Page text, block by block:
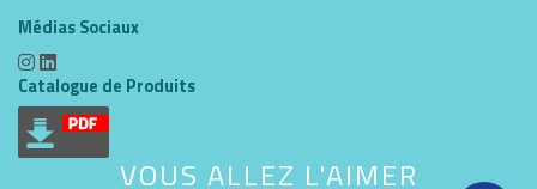
Médias Sociaux
Catalogue de Produits
VOUS ALLEZ L'AIMER